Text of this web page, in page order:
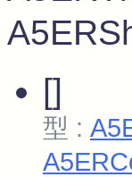
[]
型 :